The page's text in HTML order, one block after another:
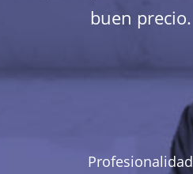
buen precio.
Profesionalidad